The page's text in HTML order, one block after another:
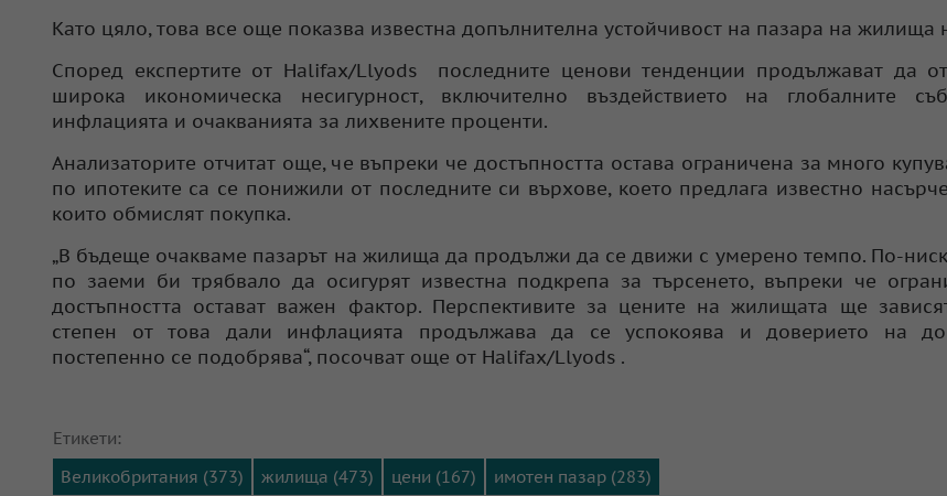
Като цяло, това все още показва известна допълнителна устойчивост на пазара на жилища
Според експертите от Halifax/Llyods последните ценови тенденции продължават да
широка икономическа несигурност, включително въздействието на глобалните
инфлацията и очакванията за лихвените проценти.
Анализаторите отчитат още, че въпреки че достъпността остава ограничена за много
по ипотеките са се понижили от последните си върхове, което предлага известно
които обмислят покупка.
„В бъдеще очакваме пазарът на жилища да продължи да се движи с умерено темпо. По-
по заеми би трябвало да осигурят известна подкрепа за търсенето, въпреки че
достъпността остават важен фактор. Перспективите за цените на жилищата ще
степен от това дали инфлацията продължава да се успокоява и доверието на
постепенно се подобрява“, посочват още от Halifax/Llyods .
Етикети:
Великобритания (373)
жилища (473) цени (167) имотен пазар (283)